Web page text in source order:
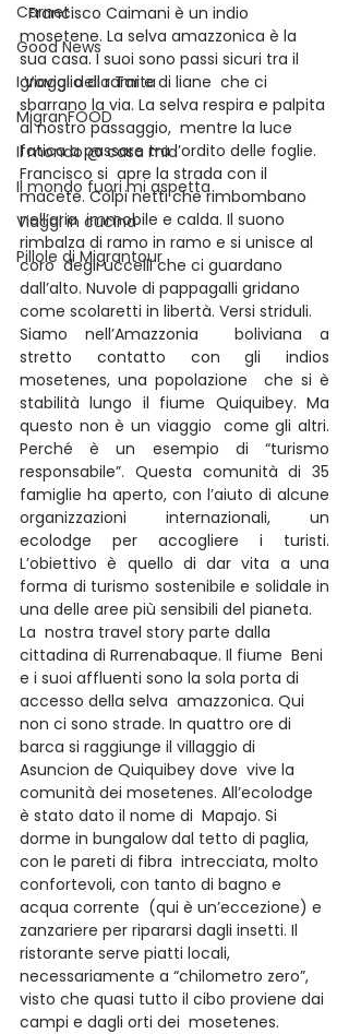
Carnet
Good News
I Viaggi della Tarta
MigranFOOD
Il mondo @ casa mia
Il mondo fuori mi aspetta
Viaggi in cucina
Pillole di Migrantour
Francisco Caimani è un indio
mosetene. La selva amazzonica è la
sua casa. I suoi sono passi sicuri tra il
groviglio di rami e di liane  che ci
sbarrano la via. La selva respira e palpita
al nostro passaggio,  mentre la luce
fatica a passare tra l’ordito delle foglie.
Francisco si  apre la strada con il
macete. Colpi netti che rimbombano
nell’aria  immobile e calda. Il suono
rimbalza di ramo in ramo e si unisce al
coro  degli uccelli che ci guardano
dall’alto. Nuvole di pappagalli gridano
come scolaretti in libertà. Versi striduli.
Siamo nell’Amazzonia  boliviana a
stretto contatto con gli indios
mosetenes, una popolazione  che si è
stabilità lungo il fiume Quiquibey. Ma
questo non è un viaggio  come gli altri.
Perché è un esempio di “turismo
responsabile”. Questa comunità di 35
famiglie ha aperto, con l’aiuto di alcune
organizzazioni internazionali, un
ecolodge per accogliere i turisti.
L’obiettivo è quello di dar vita a una
forma di turismo sostenibile e solidale in
una delle aree più sensibili del pianeta.
La  nostra travel story parte dalla
cittadina di Rurrenabaque. Il fiume  Beni
e i suoi affluenti sono la sola porta di
accesso della selva  amazzonica. Qui
non ci sono strade. In quattro ore di
barca si raggiunge il villaggio di
Asuncion de Quiquibey dove  vive la
comunità dei mosetenes. All’ecolodge
è stato dato il nome di  Mapajo. Si
dorme in bungalow dal tetto di paglia,
con le pareti di fibra  intrecciata, molto
confortevoli, con tanto di bagno e
acqua corrente  (qui è un’eccezione) e
zanzariere per ripararsi dagli insetti. Il
ristorante serve piatti locali,
necessariamente a “chilometro zero”,
visto che quasi tutto il cibo proviene dai
campi e dagli orti dei  mosetenes.